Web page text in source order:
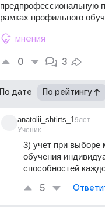
предпрофессиональную
рамках профильного
мнения
0 3
По дате По рейтингу
anatolii_shtirts_1
Ученик
9лет
3) учет при выборе
обучения
способностей
5